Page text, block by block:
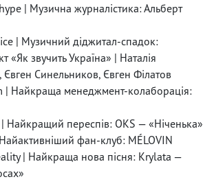
| Музична журналістика: Альберт
| Музичний діджитал-спадок:
«Як звучить Україна» | Наталія
Синельников, Євген Філатов
| Найкраща менеджмент-колаборація:
Найкращий переспів: OKS — «Ніченька»
фан-клуб: MÉLOVIN
| Найкраща нова пісня: Krylata —